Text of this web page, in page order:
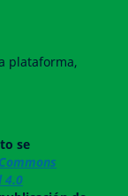
plataforma,
se
4.0